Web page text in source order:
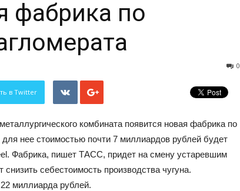
фабрика по
0
в Twitter
комбината появится новая фабрика по
нее стоимостью почти 7 миллиардов рублей будет
Фабрика, пишет ТАСС, придет на смену устаревшим
себестоимость производства чугуна.
миллиарда рублей.